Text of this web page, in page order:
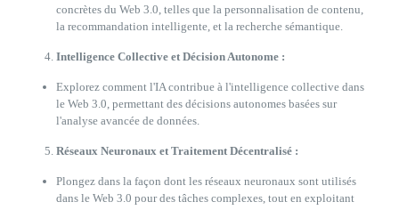
concrètes du Web 3.0, telles que la personnalisation de contenu,
la recommandation intelligente, et la recherche sémantique.
Intelligence Collective et Décision Autonome :
Explorez comment l'IA contribue à l'intelligence collective dans
le Web 3.0, permettant des décisions autonomes basées sur
l'analyse avancée de données.
Réseaux Neuronaux et Traitement Décentralisé :
Plongez dans la façon dont les réseaux neuronaux sont utilisés
dans le Web 3.0 pour des tâches complexes, tout en exploitant